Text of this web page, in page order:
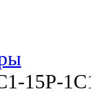
15P-